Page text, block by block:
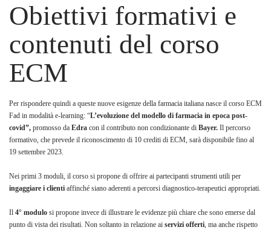
Obiettivi formativi e
contenuti del corso
ECM
Per rispondere quindi a queste nuove esigenze della farmacia italiana nasce il corso ECM
Fad in modalità e-learning: “L’evoluzione del modello di farmacia in epoca post-
covid”, promosso da Edra con il contributo non condizionante di Bayer. Il percorso
formativo, che prevede il riconoscimento di 10 crediti di ECM, sarà disponibile fino al
19 settembre 2023.
Nei primi 3 moduli, il corso si propone di offrire ai partecipanti strumenti utili per
ingaggiare i clienti affinché siano aderenti a percorsi diagnostico-terapeutici appropriati.
Il 4° modulo si propone invece di illustrare le evidenze più chiare che sono emerse dal
punto di vista dei risultati. Non soltanto in relazione ai servizi offerti, ma anche rispetto